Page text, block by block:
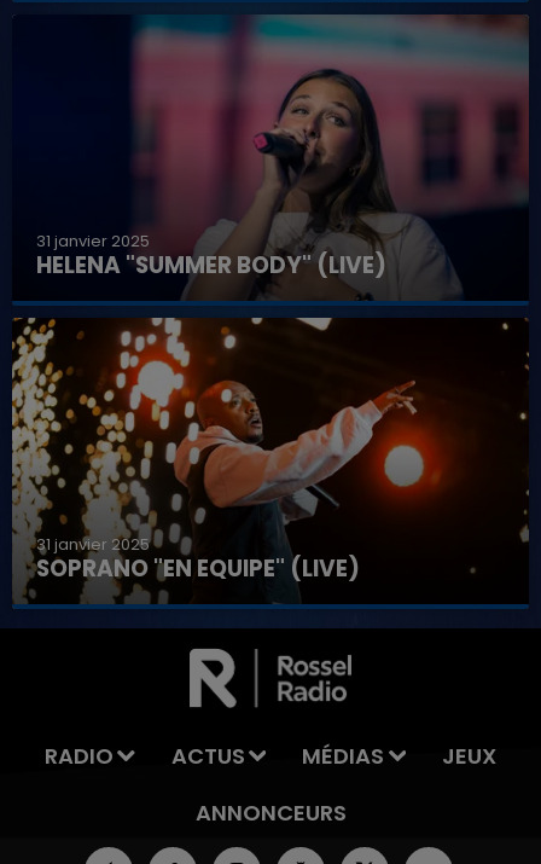
LA TEAM DE L'ÉTÉ
31 janvier 2025
HELENA "SUMMER BODY" (LIVE)
31 janvier 2025
SOPRANO "EN EQUIPE" (LIVE)
RADIO ACTUS MÉDIAS
JEUX
ANNONCEURS